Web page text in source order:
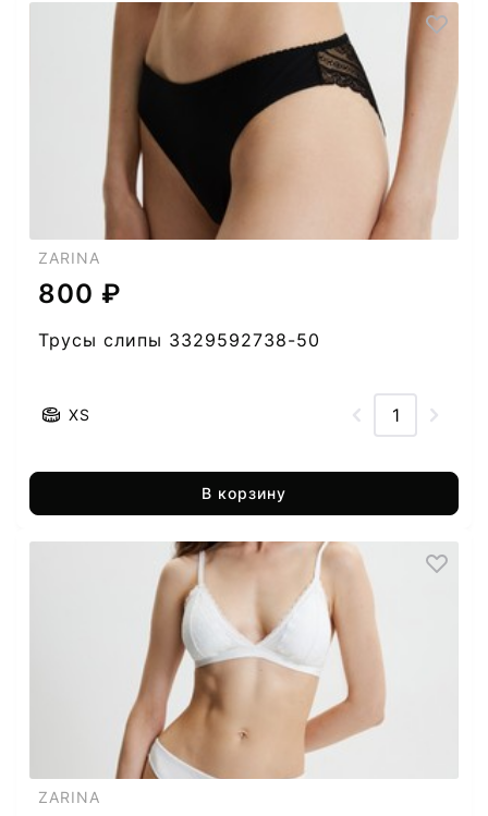
ZARINA
800 ₽
Трусы слипы 3329592738-50
XS
В корзину
ZARINA